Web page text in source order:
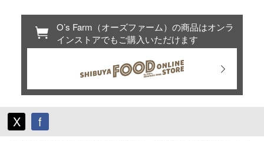
O’s Farm（オーズファーム）の商品はオンラ
インストアでもご購入いただけます
X f